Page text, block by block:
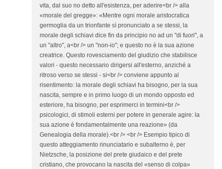
vita, dal suo no detto all'esistenza, per aderire<br /> alla
«morale del gregge»: «Mentre ogni morale aristocratica
germoglia da un trionfante sì pronunciato a se stessi, la
morale degli schiavi dice fin da principio no ad un "di fuori", a
un "altro", a<br /> un "non-io"; e questo no è la sua azione
creatrice. Questo rovesciamento del giudizio che stabilisce
valori - questo necessario dirigersi all'esterno, anziché a
ritroso verso se stessi - si<br /> conviene appunto al
risentimento: la morale degli schiavi ha bisogno, per la sua
nascita, sempre e in primo luogo di un mondo opposto ed
esteriore, ha bisogno, per esprimerci in termini<br />
psicologici, di stimoli esterni per potere in generale agire: la
sua azione è fondamentalmente una reazione» (da
Genealogia della morale).<br /> <br /> Esempio tipico di
questo atteggiamento rinunciatario e subalterno è, per
Nietzsche, la posizione del prete giudaico e del prete
cristiano, che provocano la nascita del «senso di colpa»